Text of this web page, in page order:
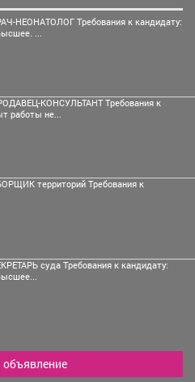
НЕОНАТОЛОГ Требования к кандидату:
...
КОНСУЛЬТАНТ Требования к
работы не...
территорий Требования к
суда Требования к кандидату: